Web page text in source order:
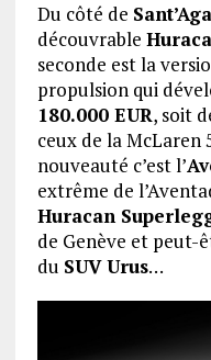
Du côté de
découvrable
seconde est la
propulsion qui
180.000 EUR, soit
ceux de la McLaren
nouveauté c’est l’
extrême de
Huracan
de Genève et peut-
du SUV Urus…